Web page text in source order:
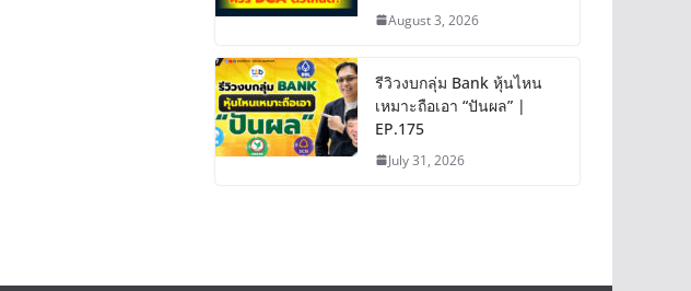
August 3, 2026
รีวิวงบกลุ่ม Bank หุ้นไหน
เหมาะถือเอา “ปันผล” |
EP.175
July 31, 2026